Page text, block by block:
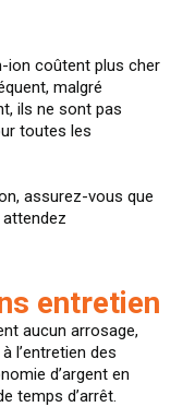
ion coûtent plus cher
malgré
ils ne sont pas
toutes les
assurez-vous que
entretien
aucun arrosage,
l’entretien des
d’argent en
temps d’arrêt.